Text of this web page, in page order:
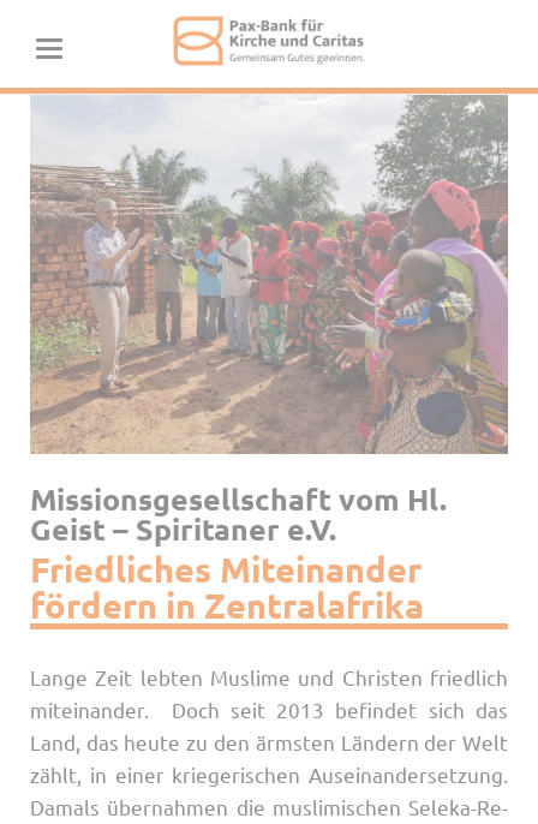
Missionsgesellschaft vom Hl.
Geist – Spiritaner e.V.
Friedliches Miteinander
fördern in Zentralafrika
Lan­­ge Zeit le­b­­ten Mus­­li­­me und Chris­­ten frie­d­­lich
mit­­ein­an­­der. Doch seit 2013 befindet sich das
Land, das heute zu den ärmsten Ländern der Welt
zählt, in einer kriegerischen Auseinandersetzung.
Damals übernahmen die mus­­li­­mi­­schen Se­­le­­ka-Re­